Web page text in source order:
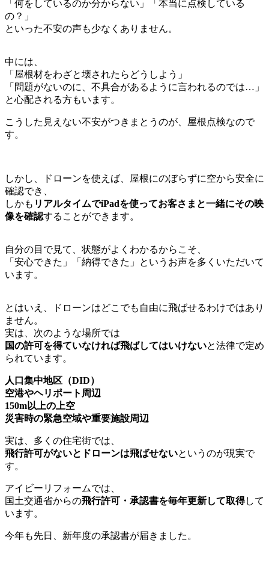
「何をしているのか分からない」「本当に点検している
の？」
といった不安の声も少なくありません。
中には、
「屋根材をわざと壊されたらどうしよう」
「問題がないのに、不具合があるように言われるのでは…」
と心配される方もいます。
こうした見えない不安がつきまとうのが、屋根点検なので
す。
しかし、ドローンを使えば、屋根にのぼらずに空から安全に
確認でき、
しかも リアルタイムでiPadを使ってお客さまと一緒にその映
像を確認することができます。
自分の目で見て、状態がよくわかるからこそ、
「安心できた」「納得できた」というお声を多くいただいて
います。
とはいえ、ドローンはどこでも自由に飛ばせるわけではあり
ません。
実は、次のような場所では
国の許可を得ていなければ飛ばしてはいけないと法律で定め
られています。
人口集中地区（DID）
空港やヘリポート周辺
150m以上の上空
災害時の緊急空域や重要施設周辺
実は、多くの住宅街では、
飛行許可がないとドローンは飛ばせないというのが現実で
す。
アイビーリフォームでは、
国土交通省からの飛行許可・承認書を毎年更新して取得して
います。
今年も先日、新年度の承認書が届きました。